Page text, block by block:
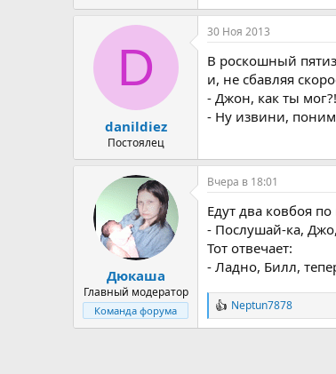
D
danildiez
Постоялец
30 Ноя 2013
В роскошный
и, не сбавляя
- Джон, как ты
- Ну извини,
Дюкаша
Главный модератор
Команда форума
Вчера в 18:01
Едут два ковбоя
- Послушай-ка,
Тот отвечает:
- Ладно, Билл,
Р
е
Neptun7878